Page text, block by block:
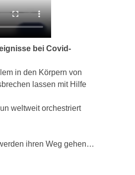
bei Covid-
in den Körpern von
lassen mit Hilfe
weltweit orchestriert
ihren Weg gehen…